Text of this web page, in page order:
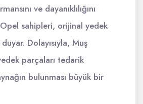
ve dayanıklılığını
sahipleri, orijinal yedek
Dolayısıyla, Muş
parçaları tedarik
bulunması büyük bir